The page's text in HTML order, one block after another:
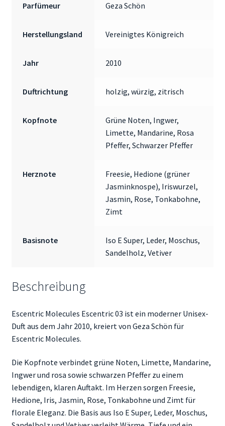
Parfümeur Geza Schön
Herstellungsland Vereinigtes Königreich
Jahr 2010
Duftrichtung holzig, würzig, zitrisch
Kopfnote
Grüne Noten, Ingwer,
Limette, Mandarine, Rosa
Pfeffer, Schwarzer Pfeffer
Herznote
Freesie, Hedione (grüner
Jasminknospe), Iriswurzel,
Jasmin, Rose, Tonkabohne,
Zimt
Basisnote
Iso E Super, Leder, Moschus,
Sandelholz, Vetiver
Beschreibung
Escentric Molecules Escentric 03 ist ein moderner Unisex-
Duft aus dem Jahr 2010, kreiert von Geza Schön für
Escentric Molecules.
Die Kopfnote verbindet grüne Noten, Limette, Mandarine,
Ingwer und rosa sowie schwarzen Pfeffer zu einem
lebendigen, klaren Auftakt. Im Herzen sorgen Freesie,
Hedione, Iris, Jasmin, Rose, Tonkabohne und Zimt für
florale Eleganz. Die Basis aus Iso E Super, Leder, Moschus,